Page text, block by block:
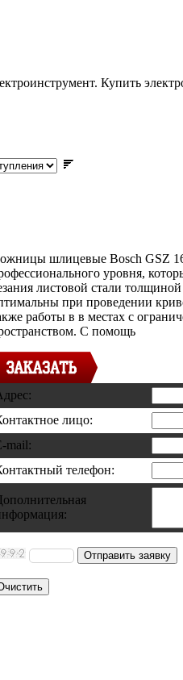
Купить
шлицевые Bosch GSZ
уровня,
листовой стали
при проведении
работы в в местах с
С помощь
лицо:
mail:
телефон:
: